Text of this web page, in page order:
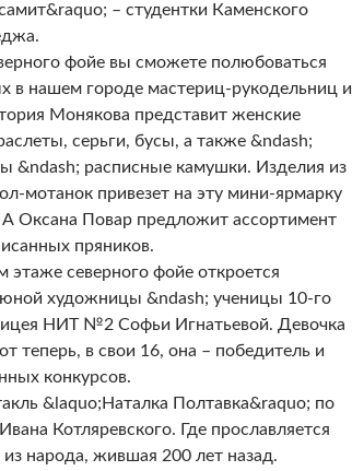
– студентки Каменского
фойе вы сможете полюбоваться
в нашем городе мастериц-рукодельниц и
Монякова представит женские
серьги, бусы, а также &ndash;
&ndash; расписные камушки. Изделия из
мотанок привезет на эту мини-ярмарку
А Оксана Повар предложит ассортимент
пряников.
этаже северного фойе откроется
художницы &ndash; ученицы 10-го
НИТ №2 Софьи Игнатьевой. Девочка
теперь, в свои 16, она – победитель и
конкурсов.
&laquo;Наталка Полтавка&raquo; по
Котляревского. Где прославляется
народа, жившая 200 лет назад.